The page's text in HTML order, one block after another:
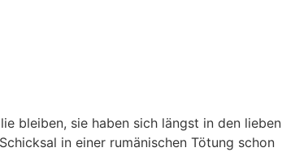
bleiben, sie haben sich längst in den lieben
in einer rumänischen Tötung schon